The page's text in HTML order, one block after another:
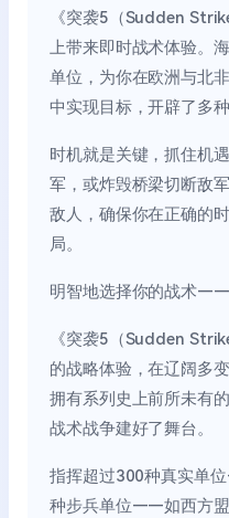
《突袭5（Sudden
上带来即时战术体验。
单位，为你在欧洲与北
中实现目标，开辟了多种
时机就是关键，抓住机
军，或炸毁桥梁切断敌
敌人，确保你在正确的
局。
明智地选择你的战术——
《突袭5（Sudden
的战略体验，在辽阔多
拥有系列史上前所未有
战术战争建好了舞台。
指挥超过300种真实单
种步兵单位——如西方盟